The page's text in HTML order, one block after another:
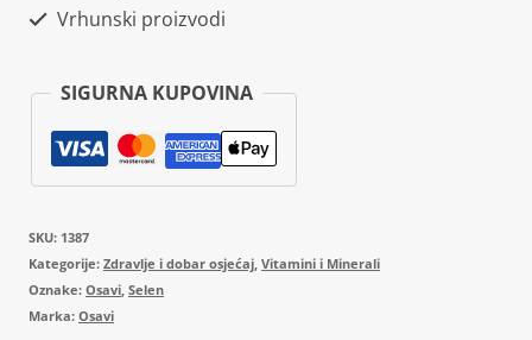
Vrhunski proizvodi
SIGURNA KUPOVINA
SKU: 1387
Kategorije: Zdravlje i dobar osjećaj, Vitamini i Minerali
Oznake: Osavi, Selen
Marka: Osavi